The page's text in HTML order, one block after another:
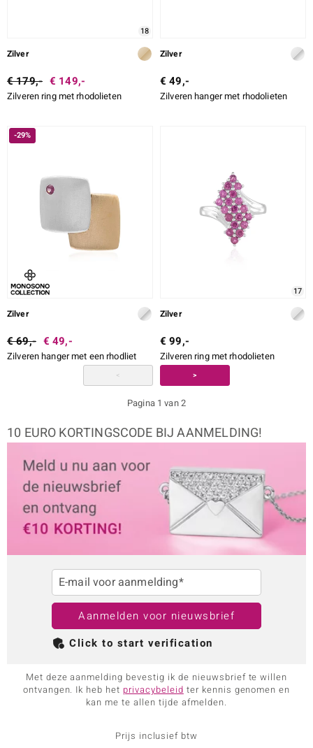
18
Zilver
€ 179,- € 149,-
Zilveren ring met rhodolieten
Zilver
€ 49,-
Zilveren hanger met rhodolieten
-29%
Zilver
€ 69,- € 49,-
Zilveren hanger met een rhodliet
17
Zilver
€ 99,-
Zilveren ring met rhodolieten
< >
Pagina 1 van 2
10 EURO KORTINGSCODE BIJ AANMELDING!
E-mail voor aanmelding*
Aanmelden voor nieuwsbrief
Click to start verification
Met deze aanmelding bevestig ik de nieuwsbrief te willen
ontvangen. Ik heb het privacybeleid ter kennis genomen en
kan me te allen tijde afmelden.
Prijs inclusief btw